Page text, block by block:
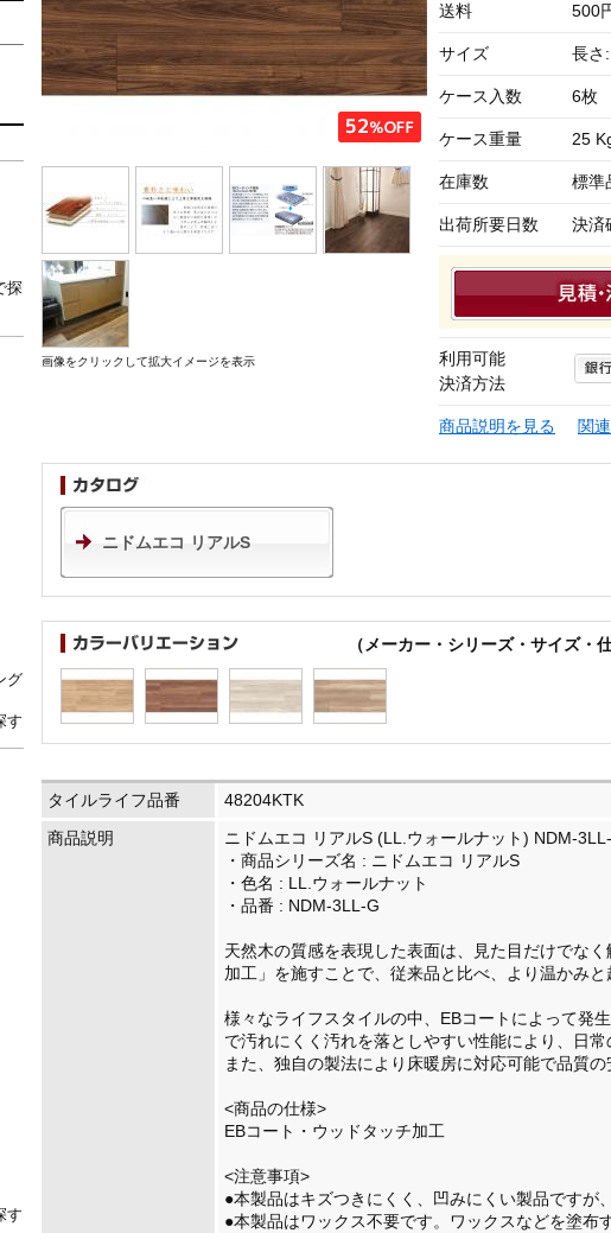
探
グ
す
す
画像をクリックして拡大イメージを表示
送料 500
サイズ 長さ
ケース入数 6枚
ケース重量 25
在庫数 標準
出荷所要日数 決済
利用可能
決済方法
商品説明を見る 関
ニドムエコ リアルS
（メーカー・シリーズ・サイズ・
タイルライフ品番
48204KTK
商品説明
ニドムエコ リアルS (LL.ウォールナット) NDM-
・商品シリーズ名 : ニドムエコ リアルS
・色名 : LL.ウォールナット
・品番 : NDM-3LL-G
天然木の質感を表現した表面は、見た目だけでな
加工」を施すことで、従来品と比べ、より温かみと
様々なライフスタイルの中、EBコートによって発
で汚れにくく汚れを落としやすい性能により、日
また、独自の製法により床暖房に対応可能で品質
<商品の仕様>
EBコート・ウッドタッチ加工
<注意事項>
●本製品はキズつきにくく、凹みにくい製品ですが
●本製品はワックス不要です。ワックスなどを塗布